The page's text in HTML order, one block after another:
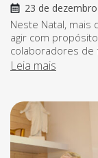
23 de
Neste Natal,
agir com
colaboradores
Leia mais